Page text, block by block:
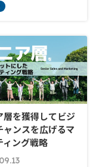
層を獲得してビジ
ャンスを広げるマ
ィング戦略